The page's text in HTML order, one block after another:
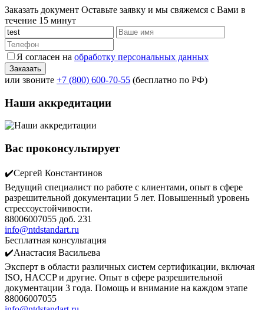
Заказать документ Оставьте заявку и мы свяжемся с Вами в
течение 15 минут
Я согласен на обработку персональных данных
или звоните +7 (800) 600-70-55 (бесплатно по РФ)
Наши аккредитации
Вас проконсультирует
✔️Сергей Константинов
Ведущий специалист по работе с клиентами, опыт в сфере
разрешительной документации 5 лет. Повышенный уровень
стрессоустойчивости.
88006007055 доб. 231
info@ntdstandart.ru
Бесплатная консультация
✔️Анастасия Васильева
Эксперт в области различных систем сертификации, включая
ISO, HACCP и другие. Опыт в сфере разрешительной
документации 3 года. Помощь и внимание на каждом этапе
88006007055